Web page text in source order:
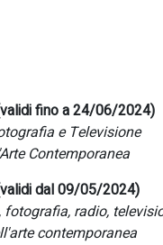
fino a 24/06/2024)
e Televisione
Contemporanea
dal 09/05/2024)
fotografia, radio,
contemporanea